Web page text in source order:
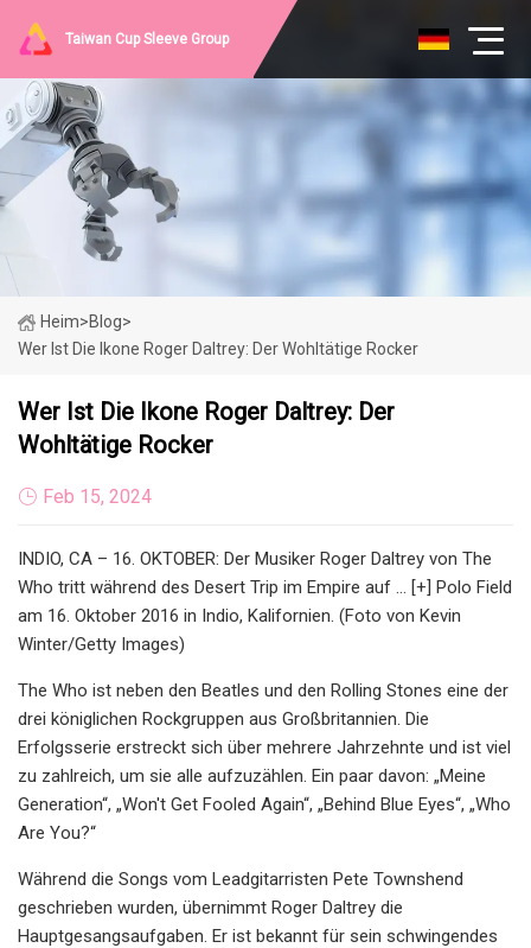
Taiwan Cup Sleeve Group
Heim>Blog>
Wer Ist Die Ikone Roger Daltrey: Der Wohltätige Rocker
Wer Ist Die Ikone Roger Daltrey: Der
Wohltätige Rocker
Feb 15, 2024
INDIO, CA – 16. OKTOBER: Der Musiker Roger Daltrey von The
Who tritt während des Desert Trip im Empire auf ... [+] Polo Field
am 16. Oktober 2016 in Indio, Kalifornien. (Foto von Kevin
Winter/Getty Images)
The Who ist neben den Beatles und den Rolling Stones eine der
drei königlichen Rockgruppen aus Großbritannien. Die
Erfolgsserie erstreckt sich über mehrere Jahrzehnte und ist viel
zu zahlreich, um sie alle aufzuzählen. Ein paar davon: „Meine
Generation“, „Won't Get Fooled Again“, „Behind Blue Eyes“, „Who
Are You?“
Während die Songs vom Leadgitarristen Pete Townshend
geschrieben wurden, übernimmt Roger Daltrey die
Hauptgesangsaufgaben. Er ist bekannt für sein schwingendes